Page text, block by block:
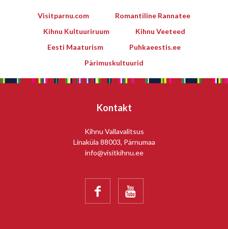
Visitparnu.com
Romantiline Rannatee
Kihnu Kultuuriruum
Kihnu Veeteed
Eesti Maaturism
Puhkaeestis.ee
Pärimuskultuurid
Kontakt
Kihnu Vallavalitsus
Linaküla 88003, Pärnumaa
info@visitkihnu.ee
 